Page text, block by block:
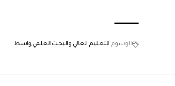
الوسوم التعليم العالي والبحث العلمي واسط